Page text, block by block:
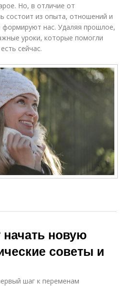
Но, в отличие от
состоит из опыта, отношений и
нас. Удаляя прошлое,
уроки, которые помогли
сейчас.
начать новую
советы и
шаг к переменам